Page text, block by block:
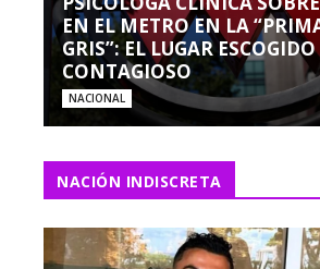
EN EL METRO EN LA
GRIS”: EL LUGAR ESCOGIDO
CONTAGIOSO
NACIONAL
NACIÓN INDISCRETA